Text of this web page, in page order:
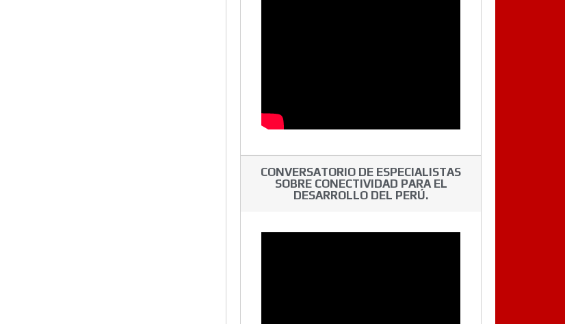
CONVERSATORIO DE ESPECIALISTAS
SOBRE CONECTIVIDAD PARA EL
DESARROLLO DEL PERÚ.